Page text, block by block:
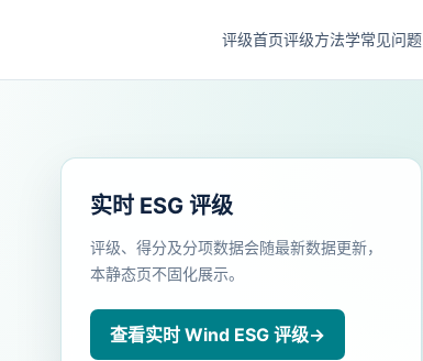
评级首页评级方法学常见问题
实时 ESG 评级
评级、得分及分项数据会随最新数据更新，
本静态页不固化展示。
查看实时 Wind ESG 评级→